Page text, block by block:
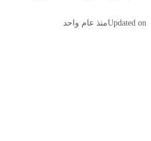
Updated onمنذ عام واحد